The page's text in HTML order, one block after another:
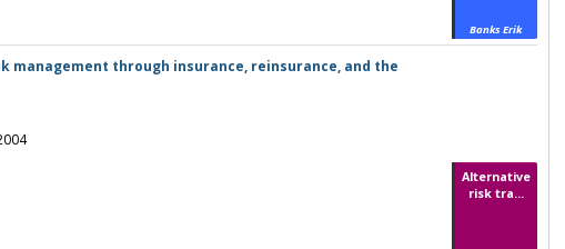
Banks Erik
through insurance, reinsurance, and the
Alternative
risk tra...